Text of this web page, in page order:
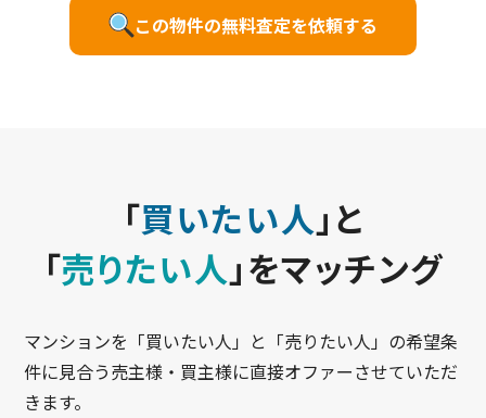
この物件の無料査定を依頼する
「買いたい人」と
「売りたい人」をマッチング
マンションを「買いたい人」と「売りたい人」の希望条
件に見合う売主様・買主様に直接オファーさせていただ
きます。